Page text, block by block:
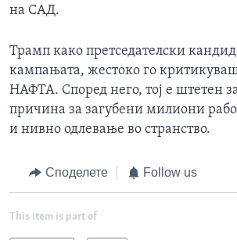
на САД.
Трамп како претседателски
кампањата, жестоко го
НАФТА. Според него, тој е штетен
причина за загубени милиони
и нивно одлевање во странство.
Споделете Follow us
This item is part of